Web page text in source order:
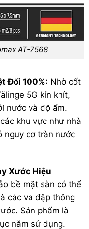
AT-7568
Đối 100%: Nhờ cốt
5G kín khít,
nước và độ ẩm.
khu vực như nhà
nguy cơ tràn nước
Xước Hiệu
bề mặt sàn có thể
các va đập thông
Sản phẩm là
năm sử dụng.